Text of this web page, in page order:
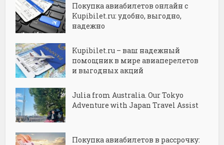
Покупка авиабилетов онлайн с
Kupibilet.ru: удобно, выгодно,
надежно
Kupibilet.ru – ваш надежный
помощник в мире авиаперелетов
и выгодных акций
Julia from Australia. Our Tokyo
Adventure with Japan Travel Assist
Покупка авиабилетов в рассрочку: